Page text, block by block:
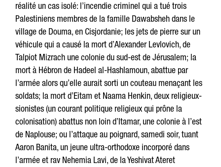
réalité un cas isolé: l’incendie criminel qui a tué trois
Palestiniens membres de la famille Dawabsheh dans le
village de Douma, en Cisjordanie; les jets de pierre sur un
véhicule qui a causé la mort d’Alexander Levlovich, de
Talpiot Mizrach une colonie du sud-est de Jérusalem; la
mort à Hébron de Hadeel al-Hashlamoun, abattue par
l’armée alors qu’elle aurait sorti un couteau menaçant les
soldats; la mort d’Eitam et Naama Henkin, deux religieux-
sionistes (un courant politique religieux qui prône la
colonisation) abattus non loin d’Itamar, une colonie à l’est
de Naplouse; ou l’attaque au poignard, samedi soir, tuant
Aaron Banita, un jeune ultra-orthodoxe incorporé dans
l’armée et rav Nehemia Lavi, de la Yeshivat Ateret